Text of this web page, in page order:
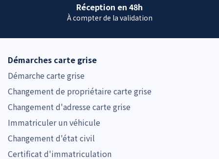
Réception en 48h
À compter de la validation
Démarches carte grise
Démarche carte grise
Changement de propriétaire carte grise
Changement d'adresse carte grise
Immatriculer un véhicule
Changement d'état civil
Certificat d'immatriculation